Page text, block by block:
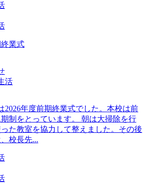
業式
活
2026年度前期終業式でした。本校は前
制をとっています。 朝は大掃除を行
た教室を協力して整えました。その後
校長先...